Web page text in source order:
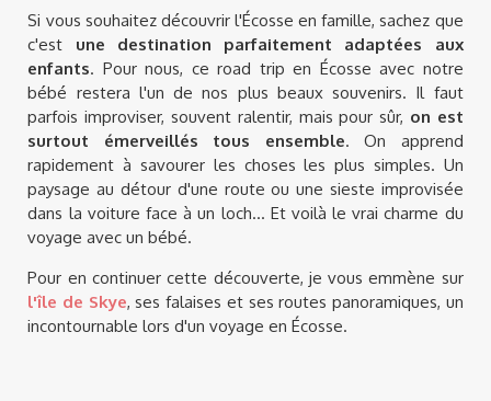
Si vous souhaitez découvrir l'Écosse en famille, sachez que
c'est une destination parfaitement adaptées aux
enfants. Pour nous, ce road trip en Écosse avec notre
bébé restera l'un de nos plus beaux souvenirs. Il faut
parfois improviser, souvent ralentir, mais pour sûr, on est
surtout émerveillés tous ensemble. On apprend
rapidement à savourer les choses les plus simples. Un
paysage au détour d'une route ou une sieste improvisée
dans la voiture face à un loch... Et voilà le vrai charme du
voyage avec un bébé.
Pour en continuer cette découverte, je vous emmène sur
l'île de Skye, ses falaises et ses routes panoramiques, un
incontournable lors d'un voyage en Écosse.